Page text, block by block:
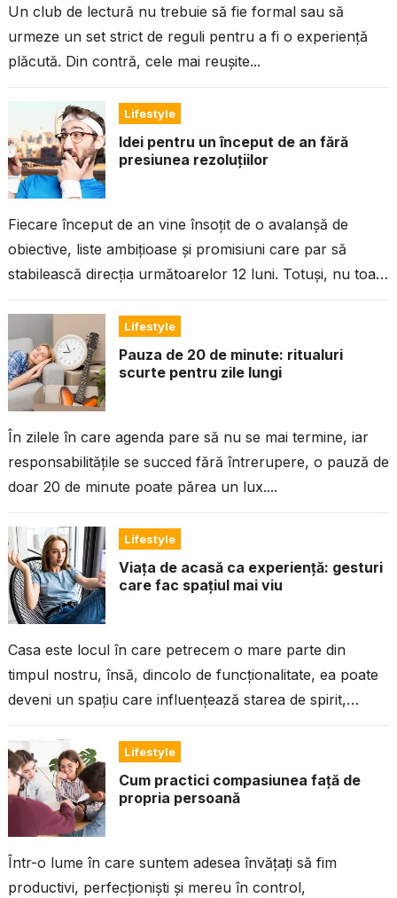
Un club de lectură nu trebuie să fie formal sau să
urmeze un set strict de reguli pentru a fi o experiență
plăcută. Din contră, cele mai reușite...
Lifestyle
Idei pentru un început de an fără
presiunea rezoluțiilor
Fiecare început de an vine însoțit de o avalanșă de
obiective, liste ambițioase și promisiuni care par să
stabilească direcția următoarelor 12 luni. Totuși, nu toată
Lifestyle
Pauza de 20 de minute: ritualuri
scurte pentru zile lungi
În zilele în care agenda pare să nu se mai termine, iar
responsabilitățile se succed fără întrerupere, o pauză de
doar 20 de minute poate părea un lux....
Lifestyle
Viața de acasă ca experiență: gesturi
care fac spațiul mai viu
Casa este locul în care petrecem o mare parte din
timpul nostru, însă, dincolo de funcționalitate, ea poate
deveni un spațiu care influențează starea de spirit,
Lifestyle
Cum practici compasiunea față de
propria persoană
Într-o lume în care suntem adesea învățați să fim
productivi, perfecționiști și mereu în control,